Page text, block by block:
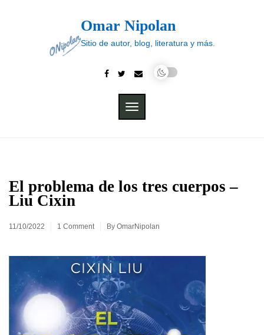
Omar Nipolan
Sitio de autor, blog, literatura y más.
TOGGLE
NAVIGATION
El problema de los tres cuerpos –
Liu Cixin
11/10/2022 1 Comment By OmarNipolan